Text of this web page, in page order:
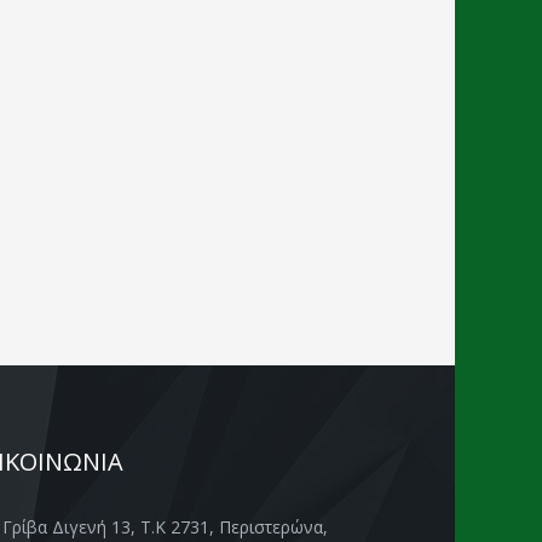
Γρίβα Διγενή 13, Τ.Κ 2731, Περιστερώνα,